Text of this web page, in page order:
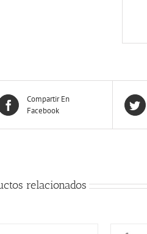
Compartir En
Facebook
relacionados